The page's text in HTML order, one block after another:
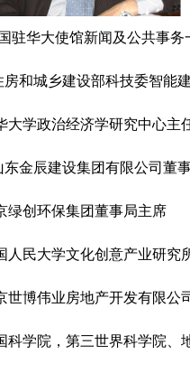
驻华大使馆新闻及公共事务
大学政治经济学研究中心主
绿创环保集团董事局主席